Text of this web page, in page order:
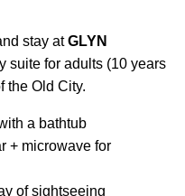
stay atGLYN
suite for adults (10 years
the Old City.
a bathtub
+ microwave for
of sightseeing